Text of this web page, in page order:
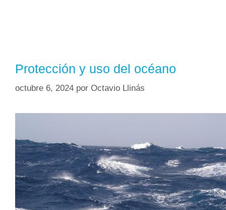
Protección y uso del océano
octubre 6, 2024 por Octavio Llinás